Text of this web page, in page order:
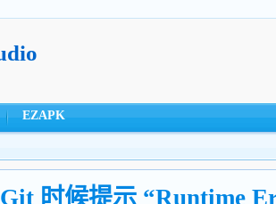
EZAPK
时候提示 “Runtime